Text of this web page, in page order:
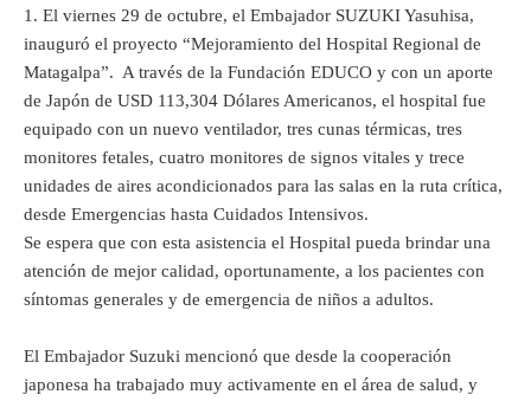
1. El viernes 29 de octubre, el Embajador SUZUKI Yasuhisa,
inauguró el proyecto “Mejoramiento del Hospital Regional de
Matagalpa”. A través de la Fundación EDUCO y con un aporte
de Japón de USD 113,304 Dólares Americanos, el hospital fue
equipado con un nuevo ventilador, tres cunas térmicas, tres
monitores fetales, cuatro monitores de signos vitales y trece
unidades de aires acondicionados para las salas en la ruta crítica,
desde Emergencias hasta Cuidados Intensivos.
Se espera que con esta asistencia el Hospital pueda brindar una
atención de mejor calidad, oportunamente, a los pacientes con
síntomas generales y de emergencia de niños a adultos.
El Embajador Suzuki mencionó que desde la cooperación
japonesa ha trabajado muy activamente en el área de salud, y